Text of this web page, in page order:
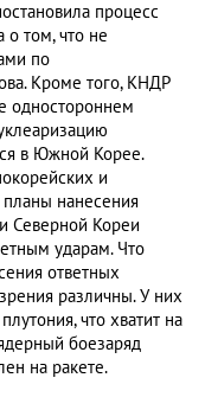
процесс
о том, что не
по
Кроме того, КНДР
одностороннем
в Южной Корее.
и
планы нанесения
Северной Кореи
ударам. Что
ответных
различны. У них
что хватит на
боезаряд
на ракете.